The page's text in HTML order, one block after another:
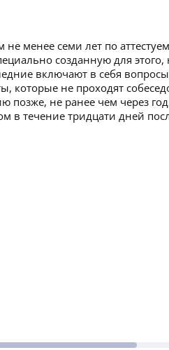
менее семи лет по
созданную для
включают в себя
которые не проходят
позже, не ранее чем через
в течение тридцати дней